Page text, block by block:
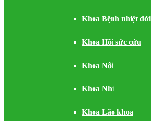
Khoa Bệnh nhiệt đới
Khoa Hồi sức cứu
Khoa Nội
Khoa Nhi
Khoa Lão khoa